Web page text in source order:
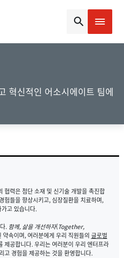
혁신적인 어소시에이트 팀에
협력은 첨단 소재 및 신기술 개발을 촉진합
험들을 향상시키고, 심장질환을 치료하며,
고 있습니다.
. 함께, 삶을 개선하자(Together,
약속이며, 여러분에게 우리 직원들의 글로벌
제공합니다. 우리는 여러분이 우리 엔터프라
고 경험을 제공하는 것을 환영합니다.